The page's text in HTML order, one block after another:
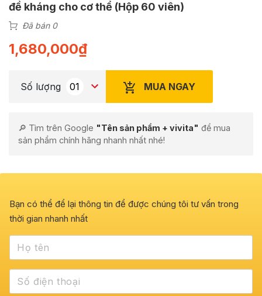
đề kháng cho cơ thể (Hộp 60 viên)
Đã bán 0
1,680,000₫
Số lượng MUA NGAY
🔎 Tìm trên Google "Tên sản phẩm + vivita" để mua
sản phẩm chính hãng nhanh nhất nhé!
Bạn có thể để lại thông tin để được chúng tôi tư vấn trong
thời gian nhanh nhất